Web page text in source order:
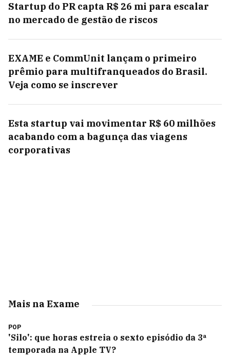
Startup do PR capta R$ 26 mi para escalar
no mercado de gestão de riscos
EXAME e CommUnit lançam o primeiro
prêmio para multifranqueados do Brasil.
Veja como se inscrever
Esta startup vai movimentar R$ 60 milhões
acabando com a bagunça das viagens
corporativas
Mais na Exame
POP
'Silo': que horas estreia o sexto episódio da 3ª
temporada na Apple TV?